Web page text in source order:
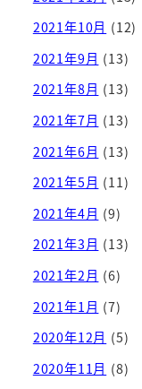
2021年10月 (12)
2021年9月 (13)
2021年8月 (13)
2021年7月 (13)
2021年6月 (13)
2021年5月 (11)
2021年4月 (9)
2021年3月 (13)
2021年2月 (6)
2021年1月 (7)
2020年12月 (5)
2020年11月 (8)